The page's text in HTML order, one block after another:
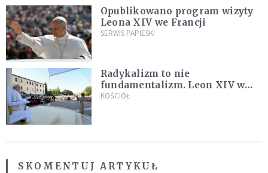
Opublikowano program wizyty
Leona XIV we Francji
SERWIS PAPIESKI
Radykalizm to nie
fundamentalizm. Leon XIV w
Asyżu
KOŚCIÓŁ
SKOMENTUJ ARTYKUŁ